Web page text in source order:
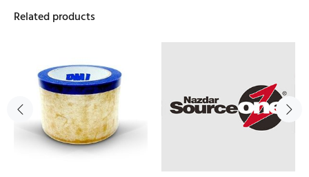
Related products